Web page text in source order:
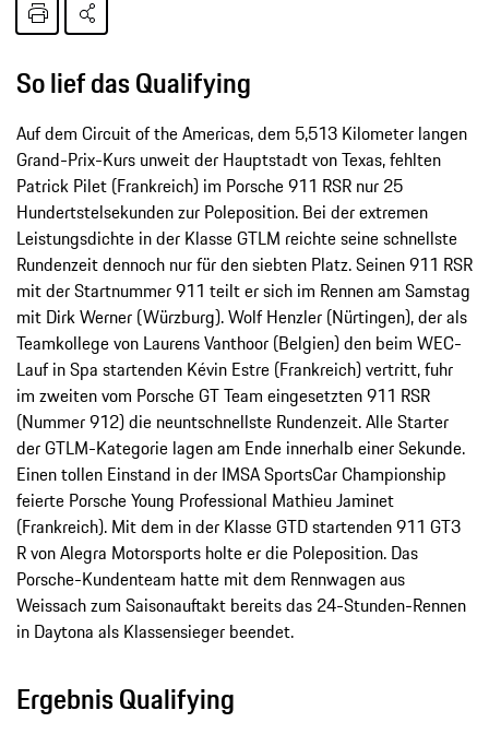
So lief das Qualifying
Auf dem Circuit of the Americas, dem 5,513 Kilometer langen
Grand-Prix-Kurs unweit der Hauptstadt von Texas, fehlten
Patrick Pilet (Frankreich) im Porsche 911 RSR nur 25
Hundertstelsekunden zur Poleposition. Bei der extremen
Leistungsdichte in der Klasse GTLM reichte seine schnellste
Rundenzeit dennoch nur für den siebten Platz. Seinen 911 RSR
mit der Startnummer 911 teilt er sich im Rennen am Samstag
mit Dirk Werner (Würzburg). Wolf Henzler (Nürtingen), der als
Teamkollege von Laurens Vanthoor (Belgien) den beim WEC-
Lauf in Spa startenden Kévin Estre (Frankreich) vertritt, fuhr
im zweiten vom Porsche GT Team eingesetzten 911 RSR
(Nummer 912) die neuntschnellste Rundenzeit. Alle Starter
der GTLM-Kategorie lagen am Ende innerhalb einer Sekunde.
Einen tollen Einstand in der IMSA SportsCar Championship
feierte Porsche Young Professional Mathieu Jaminet
(Frankreich). Mit dem in der Klasse GTD startenden 911 GT3
R von Alegra Motorsports holte er die Poleposition. Das
Porsche-Kundenteam hatte mit dem Rennwagen aus
Weissach zum Saisonauftakt bereits das 24-Stunden-Rennen
in Daytona als Klassensieger beendet.
Ergebnis Qualifying